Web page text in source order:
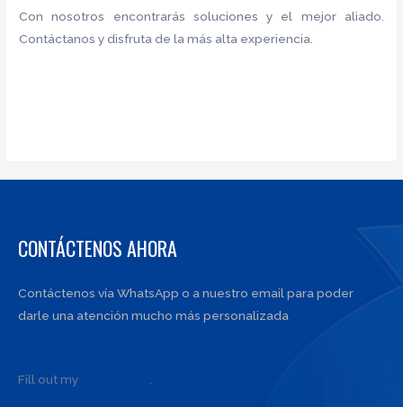
Con nosotros encontrarás soluciones y el mejor aliado.
Contáctanos y disfruta de la más alta experiencia.
CONTÁCTENOS AHORA
Contáctenos vía WhatsApp o a nuestro email para poder
darle una atención mucho más personalizada
Fill out my .